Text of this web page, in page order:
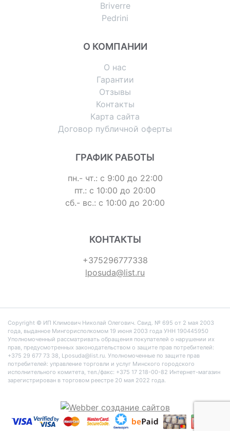
Briverre
Pedrini
О КОМПАНИИ
О нас
Гарантии
Отзывы
Контакты
Карта сайта
Договор публичной оферты
ГРАФИК РАБОТЫ
пн.- чт.: с 9:00 до 22:00
пт.: с 10:00 до 20:00
сб.- вс.: с 10:00 до 20:00
КОНТАКТЫ
+375296777338
lposuda@list.ru
Copyright © ИП Климович Николай Олегович. Cвид. № 695 от 2 мая 2003
года, выданное Мингорисполкомом 19 июня 2003 года УНН 190445950
Уполномоченный рассматривать обращения покупателей о нарушении их
прав, предусмотренных законодательством о защите прав потребителей:
+375 29 677 73 38, Lposuda@list.ru. Уполномоченные по защите прав
потребителей: управление торговли и услуг Минского городского
исполнительного комитета, тел./факс: +375 17 218-00-82 Интернет-магазин
зарегистрирован в торговом реестре 20 мая 2022 года.